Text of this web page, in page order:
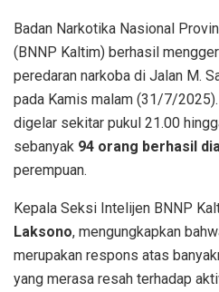
Badan Narkotika Nasional
(BNNP Kaltim) berhasil
peredaran narkoba di Jalan M.
pada Kamis malam (31/7/
digelar sekitar pukul 21.00
sebanyak 94 orang berhasil
perempuan.
Kepala Seksi Intelijen BNNP
Laksono, mengungkapkan
merupakan respons atas
yang merasa resah terhadap